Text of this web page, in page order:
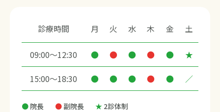
診療時間 月 火 水 木 金 土
09:00～12:30 ● ● ● ● ● ★
15:00～18:30 ● ● ● ● ● ／
● 院長 ● 副院長 ★ 2診体制